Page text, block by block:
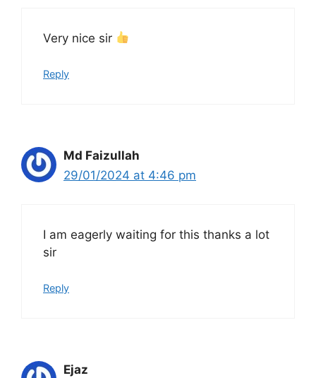
Very nice sir
Reply
Md Faizullah
29/01/2024 at 4:46 pm
I am eagerly waiting for this thanks a lot
sir
Reply
Ejaz